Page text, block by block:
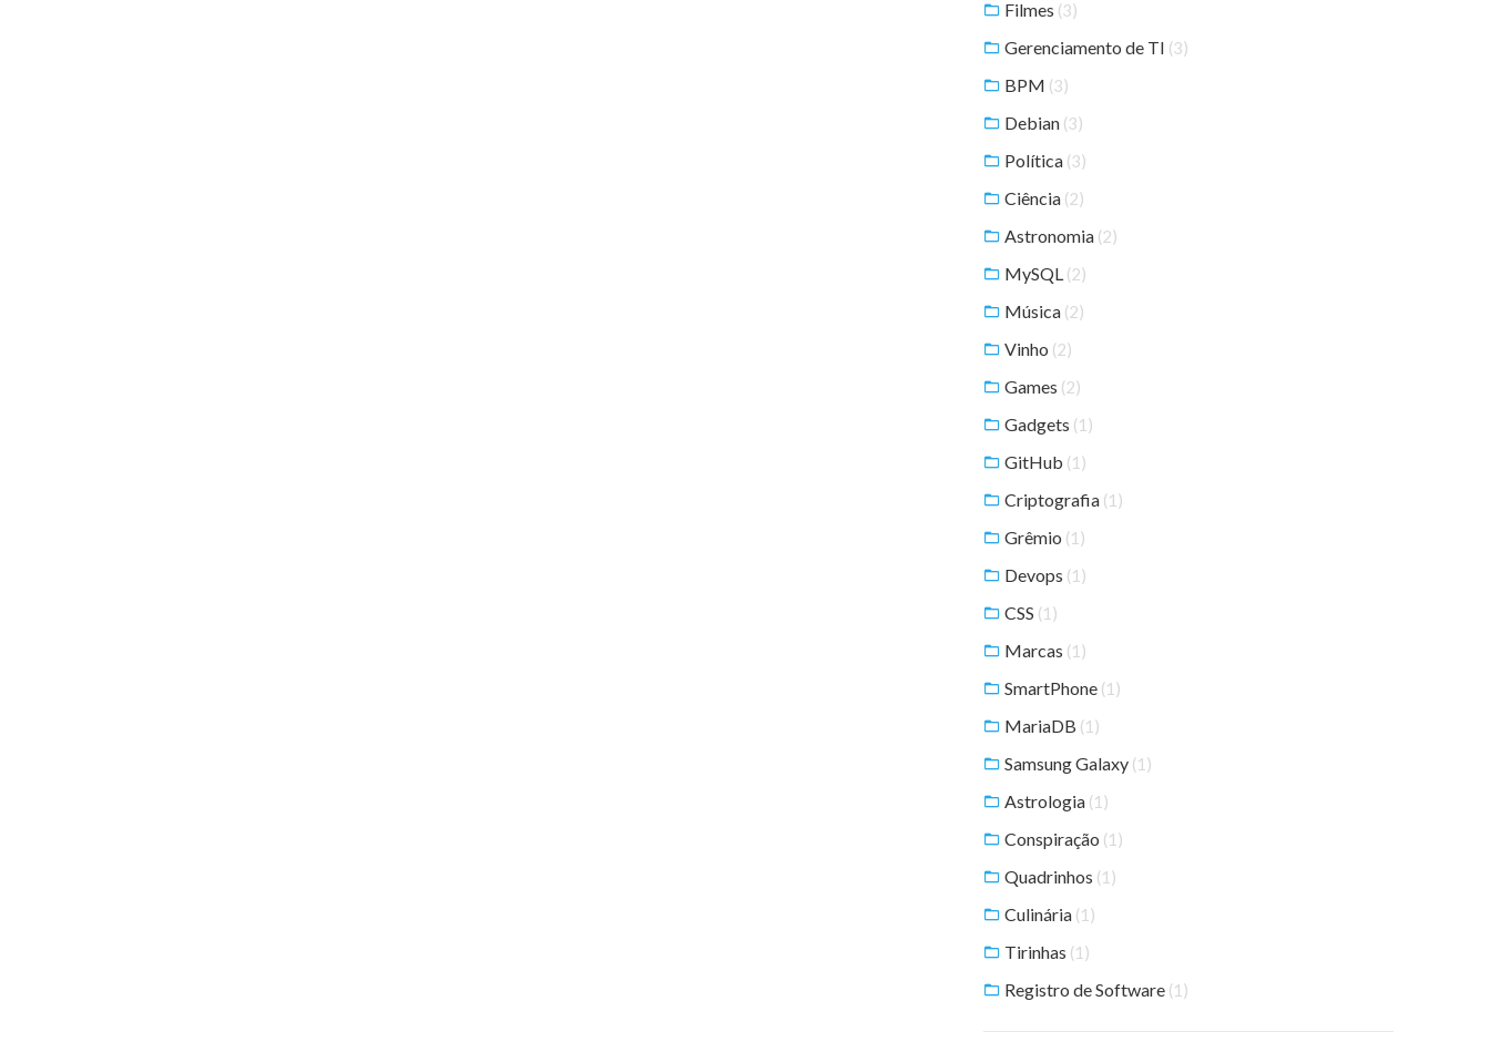
Filmes (3)
Gerenciamento de TI (3)
BPM (3)
Debian (3)
Política (3)
Ciência (2)
Astronomia (2)
MySQL (2)
Música (2)
Vinho (2)
Games (2)
Gadgets (1)
GitHub (1)
Criptografia (1)
Grêmio (1)
Devops (1)
CSS (1)
Marcas (1)
SmartPhone (1)
MariaDB (1)
Samsung Galaxy (1)
Astrologia (1)
Conspiração (1)
Quadrinhos (1)
Culinária (1)
Tirinhas (1)
Registro de Software (1)